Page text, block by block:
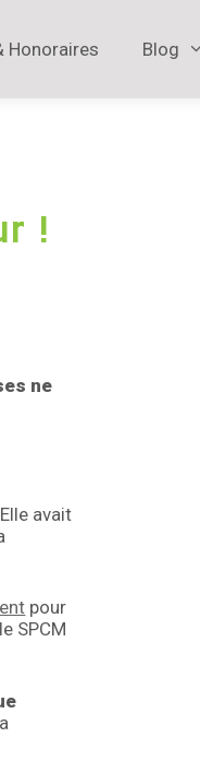
Honoraires Blog
!
ne
avait
pour
SPCM